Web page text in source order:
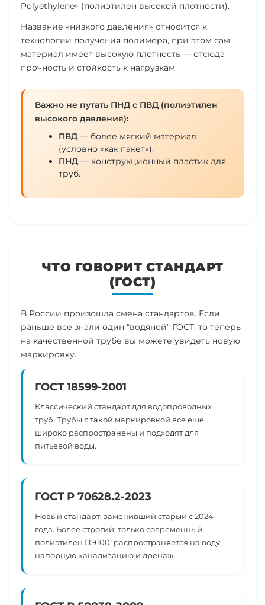
Polyethylene» (полиэтилен высокой плотности).
Название «низкого давления» относится к
технологии получения полимера, при этом сам
материал имеет высокую плотность — отсюда
прочность и стойкость к нагрузкам.
Важно не путать ПНД с ПВД (полиэтилен
высокого давления):
ПВД — более мягкий материал
(условно «как пакет»).
ПНД — конструкционный пластик для
труб.
ЧТО ГОВОРИТ СТАНДАРТ
(ГОСТ)
В России произошла смена стандартов. Если
раньше все знали один "водяной" ГОСТ, то теперь
на качественной трубе вы можете увидеть новую
маркировку.
ГОСТ 18599-2001
Классический стандарт для водопроводных
труб. Трубы с такой маркировкой все еще
широко распространены и подходят для
питьевой воды.
ГОСТ Р 70628.2-2023
Новый стандарт, заменивший старый с2024
года. Более строгий: только современный
полиэтилен ПЭ100, распространяется на воду,
напорную канализацию и дренаж.